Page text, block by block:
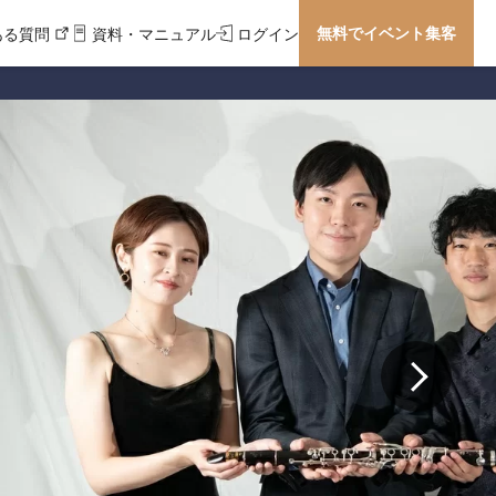
質問 資料・マニュアル ログイン 無料でイベント集客